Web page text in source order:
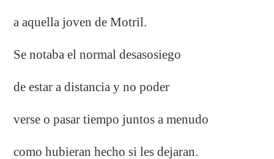
a aquella joven de Motril.
Se notaba el normal desasosiego
de estar a distancia y no poder
verse o pasar tiempo juntos a menudo
como hubieran hecho si les dejaran.